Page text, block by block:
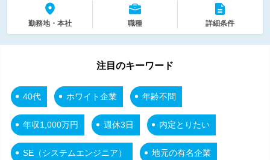
勤務地・本社 職種 詳細条件
注目のキーワード
40代 ホワイト企業 年齢不問
年収1,000万円 週休3日 内定とりたい
SE（システムエンジニア） 地元の有名企業